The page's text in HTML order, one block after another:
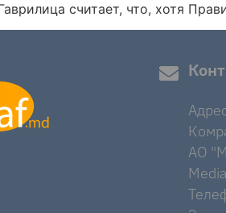
считает, что, хотя
AO